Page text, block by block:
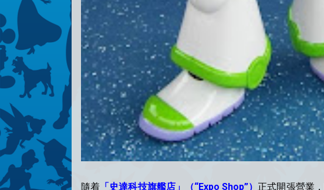
隨着 「史達科技旗艦店」（“Expo Shop”） 正式開張營業，